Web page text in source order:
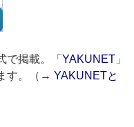
掲載。「 YAKUNET 」
す。（→ YAKUNETと